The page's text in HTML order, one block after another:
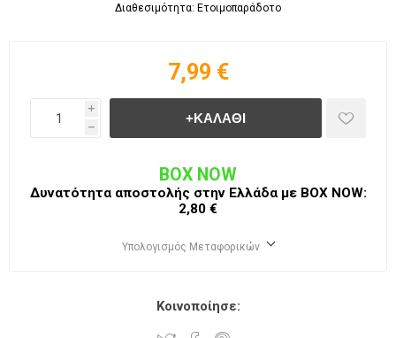
Διαθεσιμότητα: Ετοιμοπαράδοτο
7,99 €
i
h
BOX NOW
Δυνατότητα αποστολής στην Ελλάδα με BΟΧ ΝOW:
2,80 €
Υπολογισμός Μεταφορικών
Κοινοποίησε: